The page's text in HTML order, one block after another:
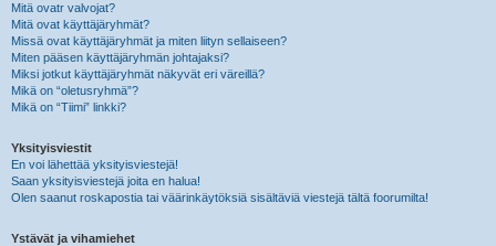
Mitä ovatr valvojat?
Mitä ovat käyttäjäryhmät?
Missä ovat käyttäjäryhmät ja miten liityn sellaiseen?
Miten pääsen käyttäjäryhmän johtajaksi?
Miksi jotkut käyttäjäryhmät näkyvät eri väreillä?
Mikä on “oletusryhmä”?
Mikä on “Tiimi” linkki?
Yksityisviestit
En voi lähettää yksityisviestejä!
Saan yksityisviestejä joita en halua!
Olen saanut roskapostia tai väärinkäytöksiä sisältäviä viestejä tältä foorumilta!
Ystävät ja vihamiehet